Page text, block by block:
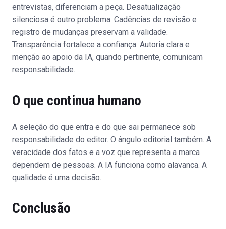
entrevistas, diferenciam a peça. Desatualização
silenciosa é outro problema. Cadências de revisão e
registro de mudanças preservam a validade.
Transparência fortalece a confiança. Autoria clara e
menção ao apoio da IA, quando pertinente, comunicam
responsabilidade.
O que continua humano
A seleção do que entra e do que sai permanece sob
responsabilidade do editor. O ângulo editorial também. A
veracidade dos fatos e a voz que representa a marca
dependem de pessoas. A IA funciona como alavanca. A
qualidade é uma decisão.
Conclusão